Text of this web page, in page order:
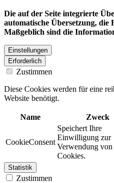
Die auf der Seite integrierte
automatische Übersetzung, die
Maßgeblich sind die
Einstellungen
Erforderlich
Zustimmen
Diese Cookies werden für eine
Website benötigt.
Name Zweck
CookieConsent
Speichert Ihre
Einwilligung zur
Verwendung von
Cookies.
Statistik
Zustimmen